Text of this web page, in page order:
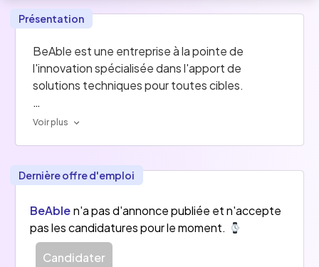
Présentation
BeAble est une entreprise à la pointe de
l'innovation spécialisée dans l'apport de
solutions techniques pour toutes cibles.
Basés à Brest, Lille et Montpellier, nous mettons
Nous réalisons différents types de projets
informatiques dans des domaines tels que le
sport, le tourisme, l'enseignement, le e-
commerce et l'audio-visuel.
Voir plus
Dernière offre d'emploi
BeAble n'a pas d'annonce publiée et n'accepte
pas les candidatures pour le moment.
Candidater